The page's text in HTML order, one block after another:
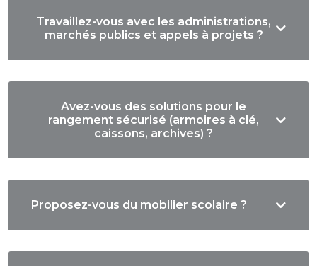
Travaillez-vous avec les administrations,
marchés publics et appels à projets ?
Avez-vous des solutions pour le
rangement sécurisé (armoires à clé,
caissons, archives) ?
Proposez-vous du mobilier scolaire ?